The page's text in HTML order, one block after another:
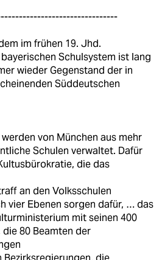
im frühen 19. Jhd.
Schulsystem ist lang
wieder Gegenstand der in
Süddeutschen
von München aus mehr
Schulen verwaltet. Dafür
die das
an den Volksschulen
vier Ebenen sorgen dafür, … das
mit seinen 400
80 Beamten der